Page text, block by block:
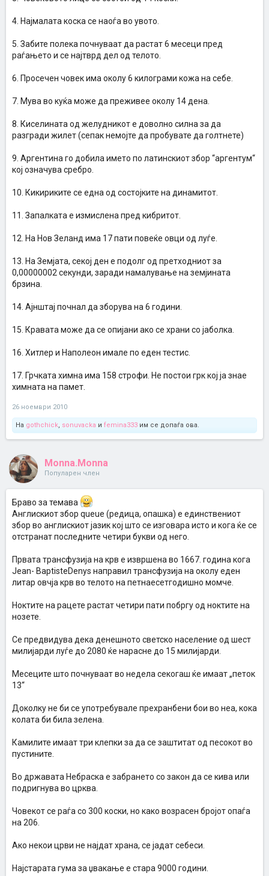
4. Најмалата коска се наоѓа во увото.
5. Забите полека почнуваат да растат 6 месеци пред
раѓањето и се најтврд дел од телото.
6. Просечен човек има околу 6 килограми кожа на себе.
7. Мува во куќа може да преживее околу 14 дена.
8. Киселината од желудникот е доволно силна за да
разгради жилет (сепак немојте да пробувате да голтнете)
9. Аргентина го добила името по латинскиот збор “аргентум“
кој означува сребро.
10. Кикириките се една од состојките на динамитот.
11. Запалката е измислена пред кибритот.
12. На Нов Зеланд има 17 пати повеќе овци од луѓе.
13. На Земјата, секој ден е подолг од претходниот за
0,00000002 секунди, заради намалување на земјината
брзина.
14. Ајнштај почнал да зборува на 6 години.
15. Кравата може да се опијани ако се храни со јаболка.
16. Хитлер и Наполеон имале по еден тестис.
17. Грчката химна има 158 строфи. Не постои грк кој ја знае
химната на памет.
26 ноември 2010
На gothchick, sonuvacka и femina333 им се допаѓа ова.
Monna.Monna
Популарен член
Браво за темава
Англискиот збор queue (редица, опашка) е единствениот
збор во англискиот јазик кој што се изговара исто и кога ќе се
отстранат последните четири букви од него.
Првата трансфузија на крв е извршена во 1667. година кога
Jean- BaptisteDenys направил трансфузија на околу еден
литар овчја крв во телото на петнаесетгодишно момче.
Ноктите на рацете растат четири пати побргу од ноктите на
нозете.
Се предвидува дека денешното светско население од шест
милијарди луѓе до 2080 ќе нарасне до 15 милијарди.
Месеците што почнуваат во недела секогаш ќе имаат „петок
13“
Доколку не би се употребувале прехранбени бои во неа, кока
колата би била зелена.
Камилите имаат три клепки за да се заштитат од песокот во
пустините.
Во државата Небраска е забрането со закон да се кива или
подригнува во црква.
Човекот се раѓа со 300 коски, но како возрасен бројот опаѓа
на 206.
Ако некои црви не најдат храна, се јадат себеси.
Најстарата гума за џвакање е стара 9000 години.